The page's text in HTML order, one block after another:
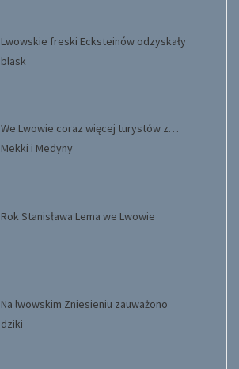
Lwowskie freski Ecksteinów odzyskały
blask
We Lwowie coraz więcej turystów z…
Mekki i Medyny
Rok Stanisława Lema we Lwowie
Na lwowskim Zniesieniu zauważono
dziki